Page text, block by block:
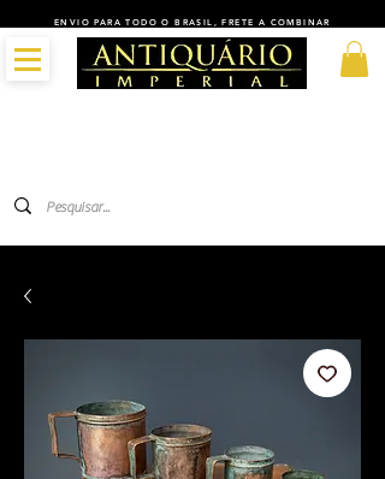
ENVIO PARA TODO O BRASIL, FRETE A COMBINAR